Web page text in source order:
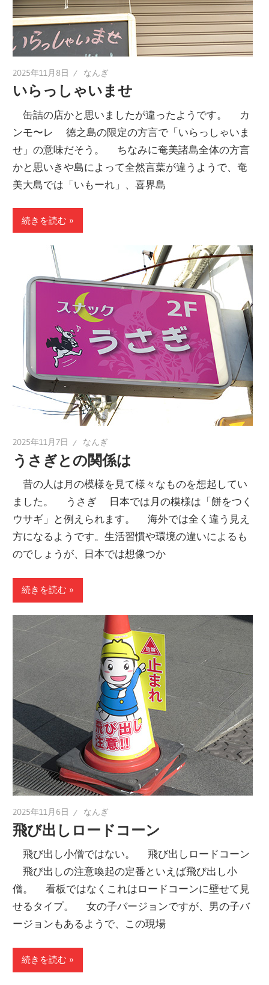
2025年11月8日 なんぎ
いらっしゃいませ
缶詰の店かと思いましたが違ったようです。 カ
ンモ〜レ 徳之島の限定の方言で「いらっしゃいま
せ」の意味だそう。 ちなみに奄美諸島全体の方言
かと思いきや島によって全然言葉が違うようで、奄
美大島では「いもーれ」、喜界島
続きを読む
2025年11月7日 なんぎ
うさぎとの関係は
昔の人は月の模様を見て様々なものを想起してい
ました。 うさぎ 日本では月の模様は「餅をつく
ウサギ」と例えられます。 海外では全く違う見え
方になるようです。生活習慣や環境の違いによるも
のでしょうが、日本では想像つか
続きを読む
2025年11月6日 なんぎ
飛び出しロードコーン
飛び出し小僧ではない。 飛び出しロードコーン
飛び出しの注意喚起の定番といえば飛び出し小
僧。 看板ではなくこれはロードコーンに壁せて見
せるタイプ。 女の子バージョンですが、男の子バ
ージョンもあるようで、この現場
続きを読む